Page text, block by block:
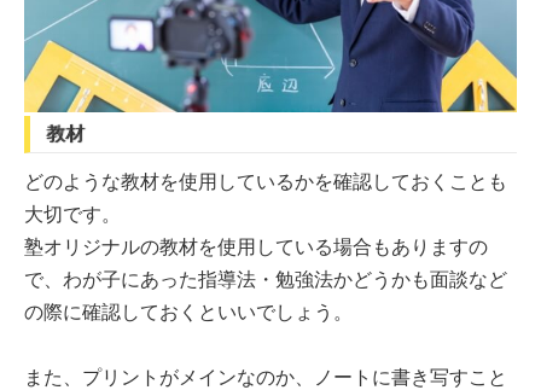
教材
どのような教材を使用しているかを確認しておくことも
大切です。
塾オリジナルの教材を使用している場合もありますの
で、わが子にあった指導法・勉強法かどうかも面談など
の際に確認しておくといいでしょう。
また、プリントがメインなのか、ノートに書き写すこと